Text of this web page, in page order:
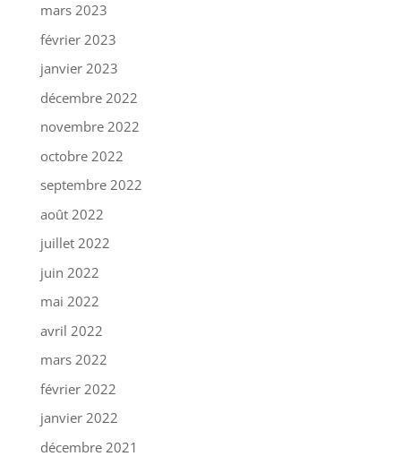
mars 2023
février 2023
janvier 2023
décembre 2022
novembre 2022
octobre 2022
septembre 2022
août 2022
juillet 2022
juin 2022
mai 2022
avril 2022
mars 2022
février 2022
janvier 2022
décembre 2021